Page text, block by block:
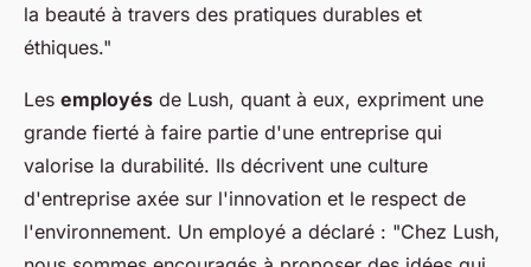
la beauté à travers des pratiques durables et
éthiques."
Les employés de Lush, quant à eux, expriment une
grande fierté à faire partie d'une entreprise qui
valorise la durabilité. Ils décrivent une culture
d'entreprise axée sur l'innovation et le respect de
l'environnement. Un employé a déclaré : "Chez Lush,